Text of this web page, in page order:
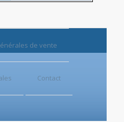
de vente
Contact